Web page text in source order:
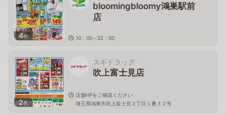
4枚
bloomingbloomy鴻巣駅前
店
10：00～22：00
2枚
スギドラッグ
吹上富士見店
店舗HPをご確認ください
埼玉県鴻巣市吹上富士見２丁目１番３２号